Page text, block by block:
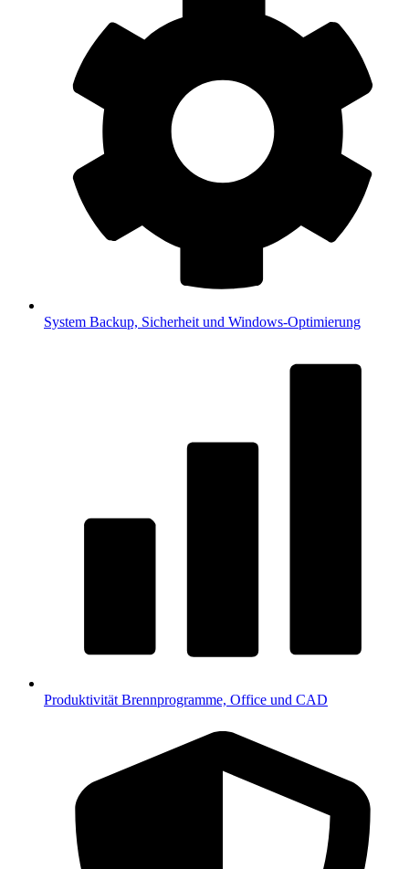
System Backup, Sicherheit und Windows-Optimierung
Produktivität Brennprogramme, Office und CAD